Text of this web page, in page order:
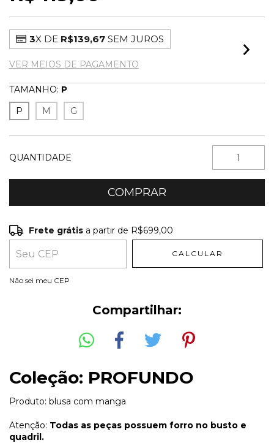
3X DE R$139,67SEM JUROS
VER MEIOS DE PAGAMENTO
TAMANHO: P
P
M G
QUANTIDADE
Frete grátis R$699,00
Entregas para o CEP:
Frete grátis a partir de R$699,00
CALCULAR
Não sei meu CEP
Compartilhar:
Coleção: PROFUNDO
Produto: blusa com manga
Atenção: Todas as peças possuem forro no busto e
quadril.